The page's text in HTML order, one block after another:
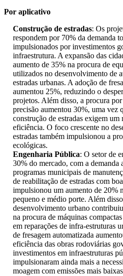
Por aplicativo
Construção de estradas: Os
respondem por 70% da demanda
impulsionados por investimentos
infraestrutura. A expansão das
aumento de 35% na procura de
utilizados no desenvolvimento de
estradas urbanas. A adoção de
aumentou 25%, reduzindo o
projetos. Além disso, a procura
precisão aumentou 30%, uma vez
construção de estradas exigem um
eficiência. O foco crescente no
estradas também impulsionou a
ecológicas.
Engenharia Pública: O setor de
30% do mercado, com a demanda
programas municipais de
de reabilitação de estradas com
impulsionou um aumento de 20%
pequeno e médio porte. Além
desenvolvimento urbano
na procura de máquinas
em reparações de infra-estruturas
de fresagem automatizada
eficiência das obras rodoviárias
investimentos em infraestruturas
impulsionaram ainda mais a
moagem com emissões mais